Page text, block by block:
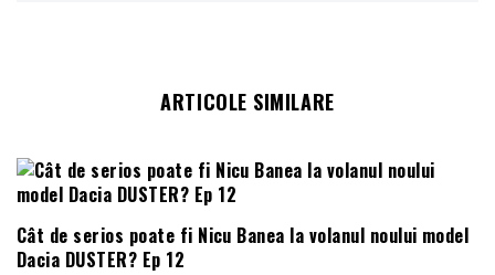
ARTICOLE SIMILARE
Cât de serios poate fi Nicu Banea la volanul noului model
Dacia DUSTER? Ep 12